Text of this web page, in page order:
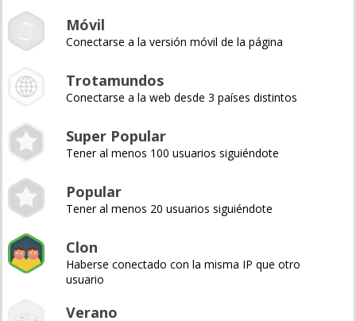
Móvil
Conectarse a la versión móvil de la página
Trotamundos
Conectarse a la web desde 3 países distintos
Super Popular
Tener al menos 100 usuarios siguiéndote
Popular
Tener al menos 20 usuarios siguiéndote
Clon
Haberse conectado con la misma IP que otro
usuario
Verano